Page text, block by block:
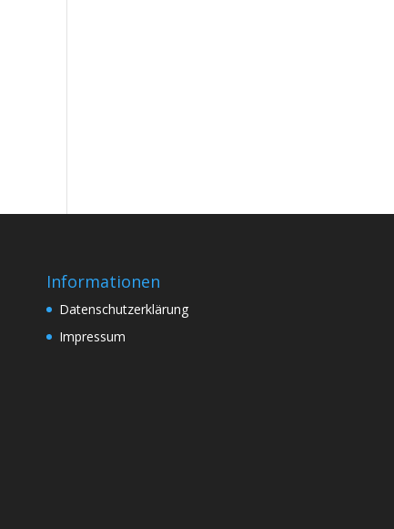
Informationen
Datenschutzerklärung
Impressum